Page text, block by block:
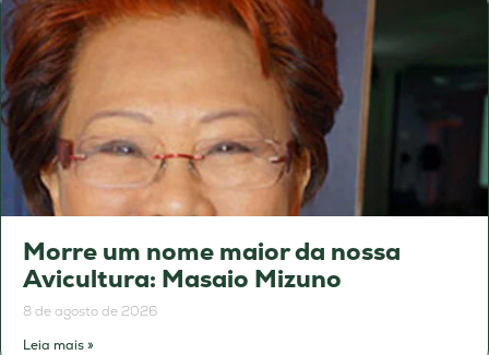
Morre um nome maior da nossa
Avicultura: Masaio Mizuno
8 de agosto de 2026
Leia mais »